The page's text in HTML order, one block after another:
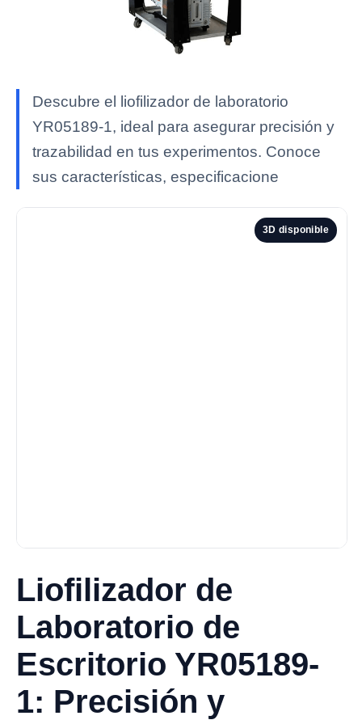
Descubre el liofilizador de laboratorio
YR05189-1, ideal para asegurar precisión y
trazabilidad en tus experimentos. Conoce
sus características, especificacione
3D disponible
Liofilizador de
Laboratorio de
Escritorio YR05189-
1: Precisión y